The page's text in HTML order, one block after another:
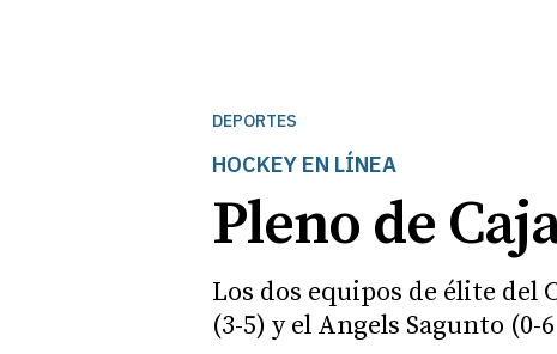
DEPORTES
HOCKEY EN LÍNEA
Pleno de
Los dos equipos de élite del
(3-5) y el Angels Sagunto (0-6